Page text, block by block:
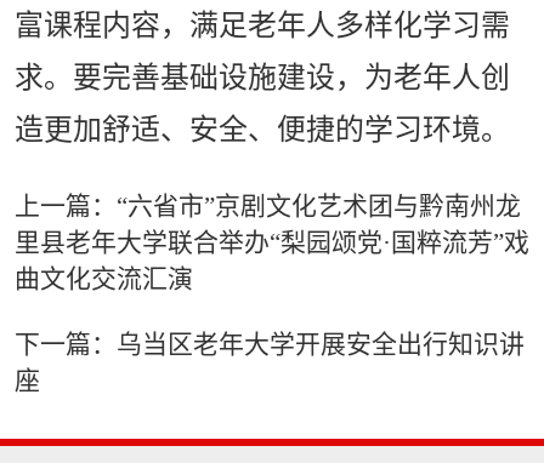
富课程内容，满足老年人多样化学习需
求。要完善基础设施建设，为老年人创
造更加舒适、安全、便捷的学习环境。
上一篇：“六省市”京剧文化艺术团与黔南州龙
里县老年大学联合举办“梨园颂党·国粹流芳”戏
曲文化交流汇演
下一篇：乌当区老年大学开展安全出行知识讲
座